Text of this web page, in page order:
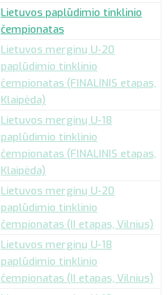
Lietuvos paplūdimio tinklinio
čempionatas
Lietuvos merginų U-20
paplūdimio tinklinio
čempionatas (FINALINIS etapas,
Klaipėda)
Lietuvos merginų U-18
paplūdimio tinklinio
čempionatas (FINALINIS etapas,
Klaipėda)
Lietuvos merginų U-20
paplūdimio tinklinio
čempionatas (II etapas, Vilnius)
Lietuvos merginų U-18
paplūdimio tinklinio
čempionatas (II etapas, Vilnius)